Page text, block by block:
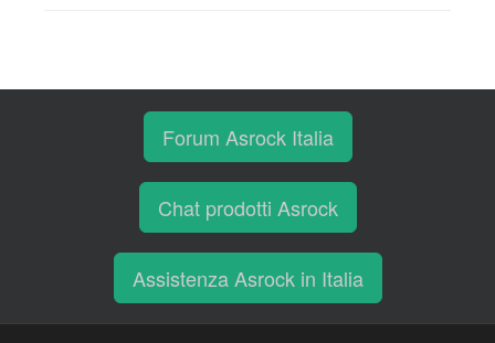
Forum Asrock Italia
Chat prodotti Asrock
Assistenza Asrock in Italia